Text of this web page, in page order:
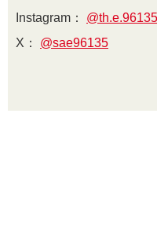
Instagram： @th.e.96135
X： @sae96135